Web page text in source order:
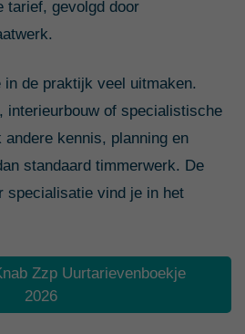
tarief, gevolgd door
de praktijk veel uitmaken.
interieurbouw of specialistische
kennis, planning en
standaard timmerwerk. De
specialisatie vind je in het
Zzp Uurtarievenboekje
2026